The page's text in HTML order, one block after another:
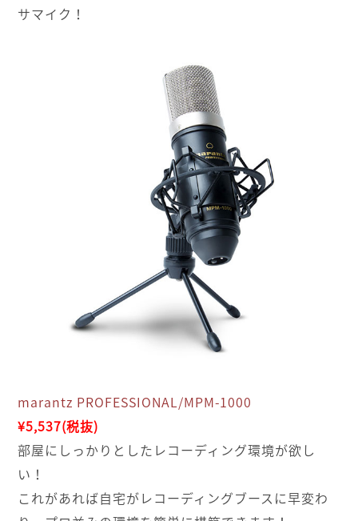
サマイク！
marantz PROFESSIONAL/MPM-1000
¥5,537(税抜)
部屋にしっかりとしたレコーディング環境が欲し
い！
これがあれば自宅がレコーディングブースに早変わ